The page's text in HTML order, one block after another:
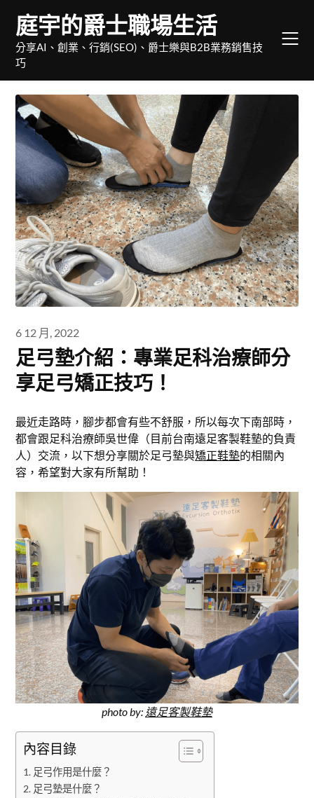
content
庭宇的爵士職場生活
分享AI、創業、行銷(SEO)、爵士樂與B2B業務銷售技
巧
6 12 月, 2022
足弓墊介紹：專業足科治療師分
享足弓矯正技巧！
最近走路時，腳步都會有些不舒服，所以每次下南部時，
都會跟足科治療師吳世偉（目前台南遠足客製鞋墊的負責
人）交流，以下想分享關於足弓墊與矯正鞋墊的相關內
容，希望對大家有所幫助！
photo by: 遠足客製鞋墊
內容目錄
足弓作用是什麼？
足弓墊是什麼？